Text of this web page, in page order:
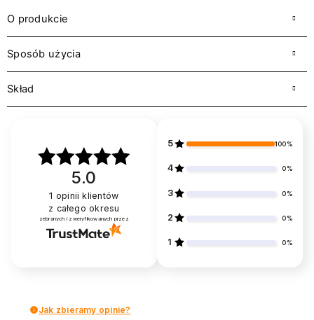
O produkcie
Sposób użycia
Skład
5.0
1 opinii klientów
z całego okresu
zebranych i zweryfikowanych przez
5 100%
4 0%
3 0%
2 0%
1 0%
Jak zbieramy opinie?